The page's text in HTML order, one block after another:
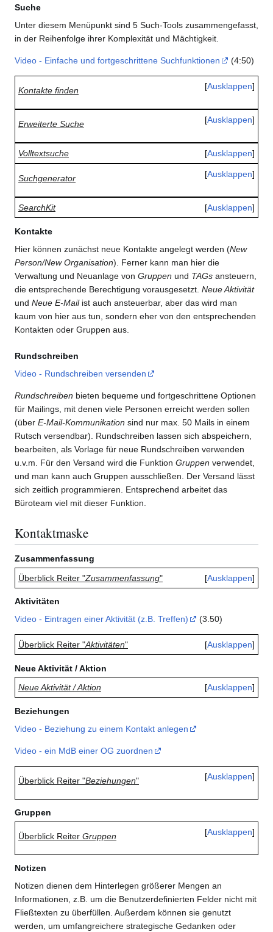
Suche
Unter diesem Menüpunkt sind 5 Such-Tools zusammengefasst,
in der Reihenfolge ihrer Komplexität und Mächtigkeit.
Video - Einfache und fortgeschrittene Suchfunktionen (4:50)
Ausklappen
Kontakte finden
Ausklappen
Erweiterte Suche
Ausklappen
Volltextsuche
Ausklappen
Suchgenerator
Ausklappen
SearchKit
Kontakte
Hier können zunächst neue Kontakte angelegt werden (New
Person/New Organisation). Ferner kann man hier die
Verwaltung und Neuanlage von Gruppen und TAGs ansteuern,
die entsprechende Berechtigung vorausgesetzt. Neue Aktivität
und Neue E-Mailist auch ansteuerbar, aber das wird man
kaum von hier aus tun, sondern eher von den entsprechenden
Kontakten oder Gruppen aus.
Rundschreiben
Video - Rundschreiben versenden
Rundschreiben bieten bequeme und fortgeschrittene Optionen
für Mailings, mit denen viele Personen erreicht werden sollen
(über E-Mail-Kommunikation sind nur max. 50 Mails in einem
Rutsch versendbar). Rundschreiben lassen sich abspeichern,
bearbeiten, als Vorlage für neue Rundschreiben verwenden
u.v.m. Für den Versand wird die Funktion Gruppen verwendet,
und man kann auch Gruppen ausschließen. Der Versand lässt
sich zeitlich programmieren. Entsprechend arbeitet das
Büroteam viel mit dieser Funktion.
Kontaktmaske
Zusammenfassung
Ausklappen
Überblick Reiter "Zusammenfassung"
Aktivitäten
Video - Eintragen einer Aktivität (z.B. Treffen)
(3.50)
Ausklappen
Überblick Reiter "Aktivitäten"
Neue Aktivität / Aktion
Ausklappen
Neue Aktivität / Aktion
Beziehungen
Video - Beziehung zu einem Kontakt anlegen
Video - ein MdB einer OG zuordnen
Ausklappen
Überblick Reiter "Beziehungen"
Gruppen
Ausklappen
Überblick Reiter Gruppen
Notizen
Notizen dienen dem Hinterlegen größerer Mengen an
Informationen, z.B. um die Benutzerdefinierten Felder nicht mit
Fließtexten zu überfüllen. Außerdem können sie genutzt
werden, um umfangreichere strategische Gedanken oder